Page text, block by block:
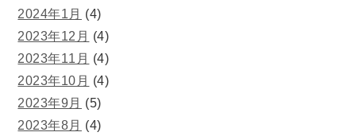
2024年1月 (4)
2023年12月 (4)
2023年11月 (4)
2023年10月 (4)
2023年9月 (5)
2023年8月 (4)